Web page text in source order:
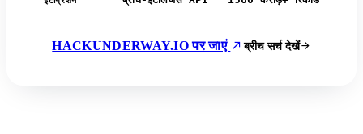
HACKUNDERWAY.IO पर जाएं ब्रीच सर्च देखें